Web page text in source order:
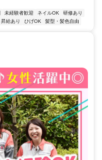
未経験者歓迎 ネイルOK
研修あり
昇給あり ひげOK 髪型・髪色自由